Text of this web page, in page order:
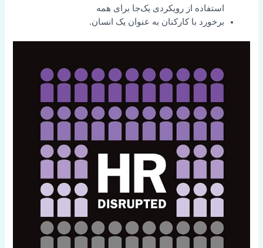
استفاده از رویکردی یک‌جا برای همه
برخورد با کارکنان به عنوان یک انسان.